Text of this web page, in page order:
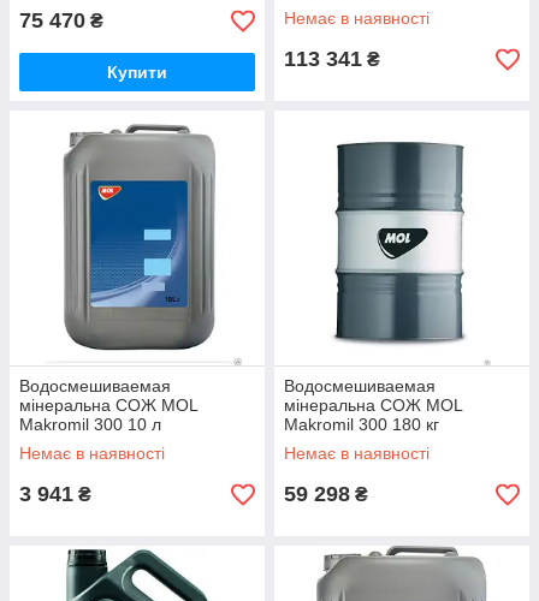
75 470 ₴
Купити
Немає в наявності
113 341 ₴
Водосмешиваемая
мінеральна СОЖ MOL
Makromil 300 10 л
Немає в наявності
3 941 ₴
Водосмешиваемая
мінеральна СОЖ MOL
Makromil 300 180 кг
Немає в наявності
59 298 ₴